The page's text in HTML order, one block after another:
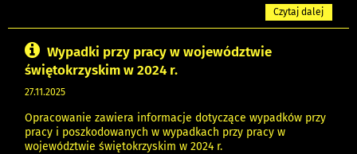
Czytaj dalej
Wypadki przy pracy w województwie
świętokrzyskim w 2024 r.
27.11.2025
Opracowanie zawiera informacje dotyczące wypadków przy
pracy i poszkodowanych w wypadkach przy pracy w
województwie świętokrzyskim w 2024 r.